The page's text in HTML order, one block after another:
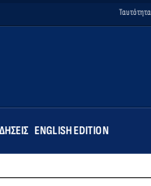
Ταυτότητα
ENGLISH EDITION